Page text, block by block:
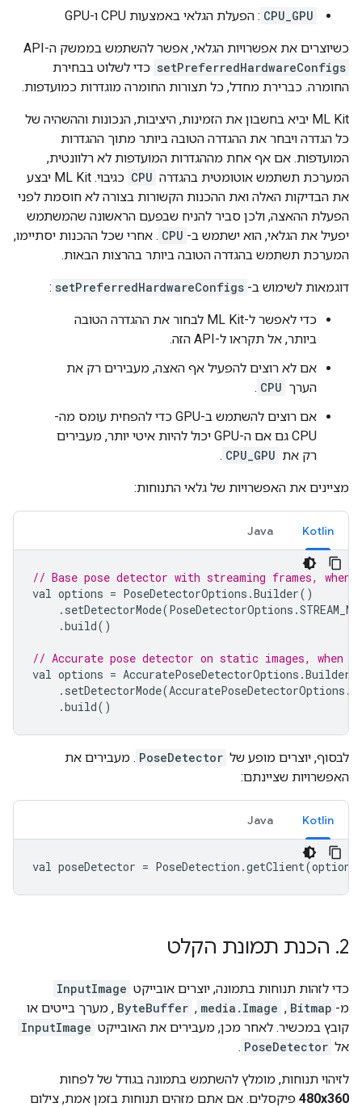
CPU_GPU : הפעלת הגלאי באמצעות CPU ו-GPU
כשיוצרים את אפשרויות הגלאי, אפשר להשתמש בממשק ה-API‏
setPreferredHardwareConfigs כדי לשלוט בבחירת
החומרה. כברירת מחדל, כל תצורות החומרה מוגדרות כמועדפות.
‫ML Kit יביא בחשבון את הזמינות, היציבות, הנכונות וההשהיה של
כל הגדרה ויבחר את ההגדרה הטובה ביותר מתוך ההגדרות
המועדפות. אם אף אחת מההגדרות המועדפות לא רלוונטית,
המערכת תשתמש אוטומטית בהגדרה CPU
כגיבוי. ‫ML Kit יבצע
את הבדיקות האלה ואת ההכנות הקשורות בצורה לא חוסמת לפני
הפעלת ההאצה, ולכן סביר להניח שבפעם הראשונה שהמשתמש
יפעיל את הגלאי, הוא ישתמש ב- CPU . אחרי שכל ההכנות יסתיימו,
המערכת תשתמש בהגדרה הטובה ביותר בהרצות הבאות.
דוגמאות לשימוש ב- setPreferredHardwareConfigs
:
כדי לאפשר ל-ML Kit לבחור את ההגדרה הטובה
ביותר, אל תקראו ל-API הזה.
אם לא רוצים להפעיל אף האצה, מעבירים רק את
הערך CPU
.
אם רוצים להשתמש ב-GPU כדי להפחית עומס מה-
CPU גם אם ה-GPU יכול להיות איטי יותר, מעבירים
רק את CPU_GPU
.
מציינים את האפשרויות של גלאי התנוחות:
Kotlin
Java
// Base pose detector with streaming frames, when
val options = PoseDetectorOptions .Builder()
. setDetectorMode(PoseDetectorOptions .
.build()
// Accurate pose detector on static images, when
val options = AccuratePoseDetectorOptions .Builder
. setDetectorMode(AccuratePoseDetectorOptions .
.build()
לבסוף, יוצרים מופע של PoseDetector . מעבירים את
האפשרויות שציינתם:
Kotlin
Java
val poseDetector =
2
. הכנת תמונת הקלט
כדי לזהות תנוחות בתמונה, יוצרים אובייקט InputImage
מ- Bitmap
,‏
media.Image
,‏
ByteBuffer , מערך בייטים או
קובץ במכשיר. לאחר מכן, מעבירים את האובייקט InputImage
אל PoseDetector
.
לזיהוי תנוחות, מומלץ להשתמש בתמונה בגודל של לפחות
480x360 פיקסלים. אם אתם מזהים תנוחות בזמן אמת, צילום